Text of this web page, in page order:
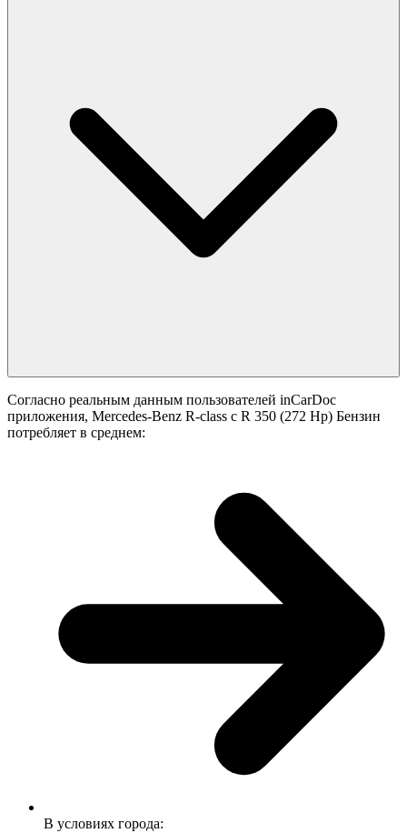
Согласно реальным данным пользователей inCarDoc
приложения, Mercedes-Benz R-class с R 350 (272 Hp) Бензин
потребляет в среднем:
В условиях города: